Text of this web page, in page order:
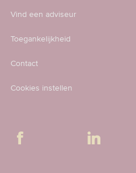
Vind een adviseur
Toegankelijkheid
Contact
Cookies instellen